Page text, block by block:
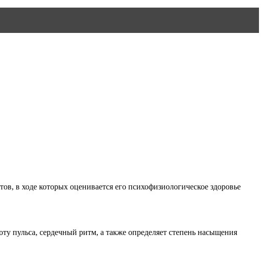
в ходе которых оценивается его психофизиологическое здоровье
пульса, сердечный ритм, а также определяет степень насыщения